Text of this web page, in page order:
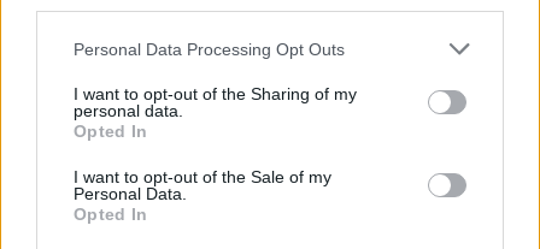
Personal Data Processing Opt Outs
I want to opt-out of the Sharing of my
personal data.
Opted In
I want to opt-out of the Sale of my
Personal Data.
Opted In
χαρακτηρίζονται καλές, γεγονός που συνέβαλε
καθοριστικά στην επιτυχή διάσωση του
πληρώματος. Τα αίτια της
βύθισης διερευνώνται από τις αρμόδιες αρχές.
Facebook